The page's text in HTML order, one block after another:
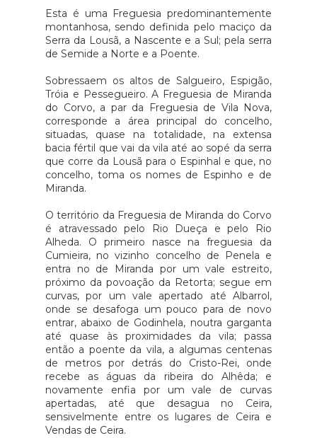
Esta é uma Freguesia predominantemente
montanhosa, sendo definida pelo maciço da
Serra da Lousã, a Nascente e a Sul; pela serra
de Semide a Norte e a Poente.
Sobressaem os altos de Salgueiro, Espigão,
Tróia e Pessegueiro. A Freguesia de Miranda
do Corvo, a par da Freguesia de Vila Nova,
corresponde a área principal do concelho,
situadas, quase na totalidade, na extensa
bacia fértil que vai da vila até ao sopé da serra
que corre da Lousã para o Espinhal e que, no
concelho, toma os nomes de Espinho e de
Miranda.
O território da Freguesia de Miranda do Corvo
é atravessado pelo Rio Dueça e pelo Rio
Alheda. O primeiro nasce na freguesia da
Cumieira, no vizinho concelho de Penela e
entra no de Miranda por um vale estreito,
próximo da povoação da Retorta; segue em
curvas, por um vale apertado até Albarrol,
onde se desafoga um pouco para de novo
entrar, abaixo de Godinhela, noutra garganta
até quase às proximidades da vila; passa
então a poente da vila, a algumas centenas
de metros por detrás do Cristo-Rei, onde
recebe as águas da ribeira do Alhêda; e
novamente enfia por um vale de curvas
apertadas, até que desagua no Ceira,
sensivelmente entre os lugares de Ceira e
Vendas de Ceira.